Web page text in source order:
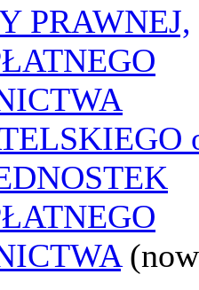
PRAWNEJ,